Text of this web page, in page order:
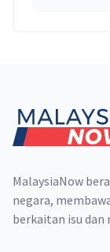
MalaysiaNow
negara,
berkaitan isu dan